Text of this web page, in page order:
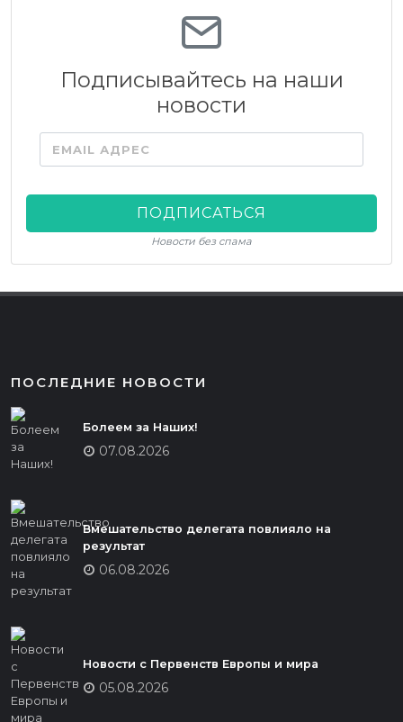
Подписывайтесь на наши
новости
EMAIL АДРЕС
ПОДПИСАТЬСЯ
Новости без спама
ПОСЛЕДНИЕ НОВОСТИ
Болеем за Наших!
07.08.2026
Вмешательство делегата повлияло на
результат
06.08.2026
Новости с Первенств Европы и мира
05.08.2026